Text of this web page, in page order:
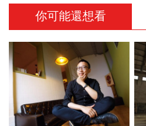
你可能還想看